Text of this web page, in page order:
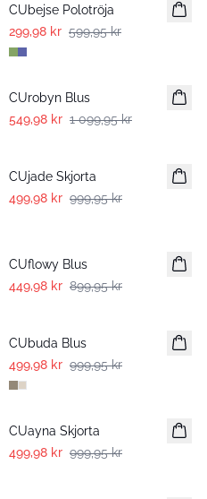
CUbejse Polotröja
299,98 kr 599,95 kr
-50%
CUrobyn Blus
549,98 kr 1 099,95 kr
CUjade Skjorta
499,98 kr 999,95 kr
CUflowy Blus
449,98 kr 899,95 kr
CUbuda Blus
499,98 kr 999,95 kr
-50%
CUayna Skjorta
499,98 kr 999,95 kr